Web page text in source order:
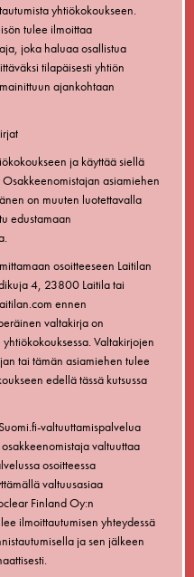
yhtiökokoukseen.
tulee ilmoittaa
joka haluaa osallistua
tilapäisesti yhtiön
ajankohtaan
ja käyttää siellä
asiamiehen
on muuten luotettavalla
edustamaan
osoitteeseen Laitilan
4, 23800 Laitila tai
ennen
valtakirja on
Valtakirjojen
tai tämän asiamiehen tulee
edellä tässä kutsussa
valtuuttamispalvelua
valtuuttaa
osoitteessa
valtuusasiaa
Finland Oy:n
ilmoittautumisen yhteydessä
ja sen jälkeen